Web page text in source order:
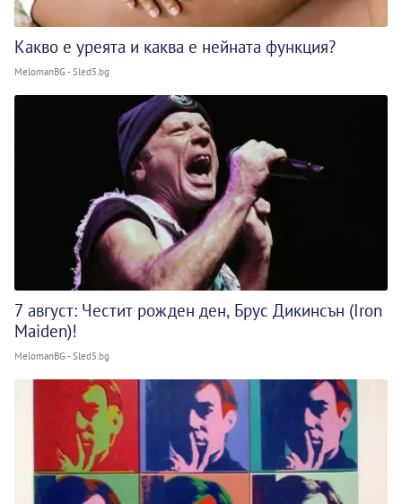
Какво е уреята и каква е нейната функция?
MelomanBG - Sled5.bg
7 август: Честит рожден ден, Брус Дикинсън (Iron
Maiden)!
MelomanBG - Sled5.bg